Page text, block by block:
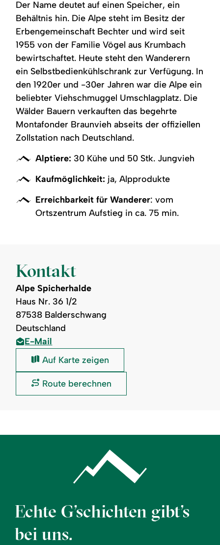
Der Name deutet auf einen Speicher, ein
Behältnis hin. Die Alpe steht im Besitz der
Erbengemeinschaft Bechter und wird seit
1955 von der Familie Vögel aus Krumbach
bewirtschaftet. Heute steht den Wanderern
ein Selbstbedienkühlschrank zur Verfügung. In
den 1920er und -30er Jahren war die Alpe ein
beliebter Viehschmuggel Umschlagplatz. Die
Wälder Bauern verkauften das begehrte
Montafonder Braunvieh abseits der offiziellen
Zollstation nach Deutschland.
Alptiere: 30 Kühe und 50 Stk. Jungvieh
Kaufmöglichkeit: ja, Alpprodukte
Erreichbarkeit für Wanderer: vom
Ortszentrum Aufstieg in ca. 75 min.
Kontakt
Alpe Spicherhalde
Haus Nr. 36 1/2
87538 Balderschwang
Deutschland
E-Mail
Alpe
Auf Karte zeigen
Alpe
Route berechnen
Echte G’schichten gibt’s
bei uns.